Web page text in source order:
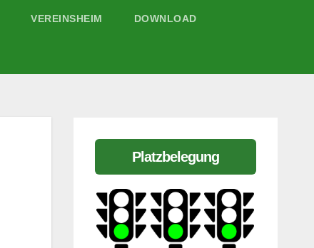
VEREINSHEIM DOWNLOAD
Platzbelegung